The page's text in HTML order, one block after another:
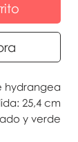
hydrangea
25,4 cm
y verde